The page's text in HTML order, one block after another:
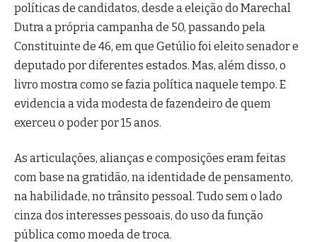
políticas de candidatos, desde a eleição do Marechal
Dutra a própria campanha de 50, passando pela
Constituinte de 46, em que Getúlio foi eleito senador e
deputado por diferentes estados. Mas, além disso, o
livro mostra como se fazia política naquele tempo. E
evidencia a vida modesta de fazendeiro de quem
exerceu o poder por 15 anos.
As articulações, alianças e composições eram feitas
com base na gratidão, na identidade de pensamento,
na habilidade, no trânsito pessoal. Tudo sem o lado
cinza dos interesses pessoais, do uso da função
pública como moeda de troca.